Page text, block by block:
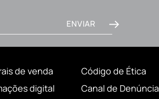
ENVIAR
de venda
digital
Código de Ética
Canal de Denúncia